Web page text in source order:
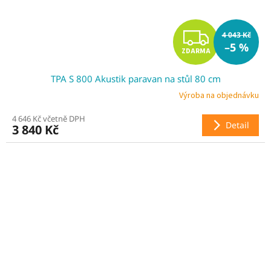
Z
D
A
R
M
ZDARMA
4 043 Kč
–5 %
TPA S 800 Akustik paravan na stůl 80 cm
Výroba na objednávku
4 646 Kč včetně DPH
3 840 Kč Detail